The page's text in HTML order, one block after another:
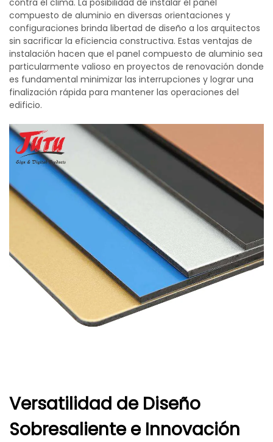
contra el clima. La posibilidad de instalar el panel
compuesto de aluminio en diversas orientaciones y
configuraciones brinda libertad de diseño a los arquitectos
sin sacrificar la eficiencia constructiva. Estas ventajas de
instalación hacen que el panel compuesto de aluminio sea
particularmente valioso en proyectos de renovación donde
es fundamental minimizar las interrupciones y lograr una
finalización rápida para mantener las operaciones del
edificio.
Versatilidad de Diseño
Sobresaliente e Innovación